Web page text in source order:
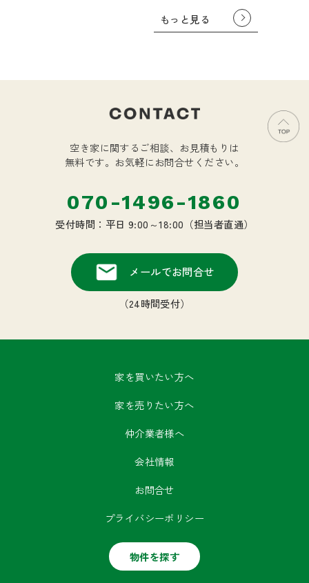
もっと見る
空き家に関するご相談、お見積もりは
無料です。 お気軽にお問合せください。
070-1496-1860
受付時間：平日 9:00～18:00（担当者直通）
メールでお問合せ
（24時間受付）
家を買いたい方へ
家を売りたい方へ
仲介業者様へ
会社情報
お問合せ
プライバシーポリシー
物件を探す